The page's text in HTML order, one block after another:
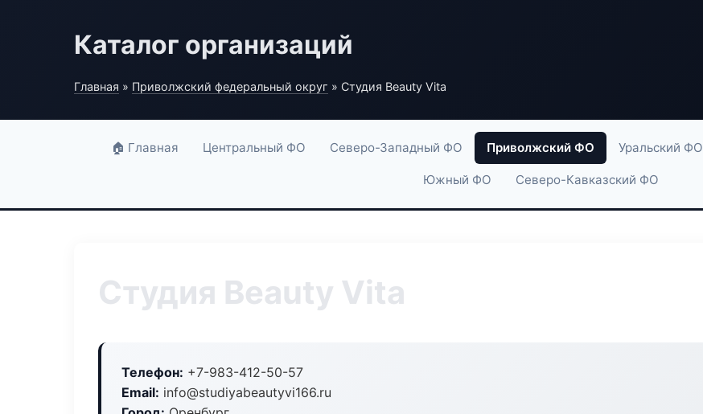
Каталог организаций
Главная » Приволжский федеральный округ » Студия Beauty Vita
🏠 Главная Центральный ФО Северо-Западный ФО Приволжский ФО Уральский ФО
Южный ФО Северо-Кавказский ФО
Студия Beauty Vita
Телефон: +7-983-412-50-57
Email: info@studiyabeautyvi166.ru